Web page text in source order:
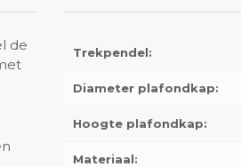
de
Trekpendel:
Diameter plafondkap:
Hoogte plafondkap:
Materiaal: